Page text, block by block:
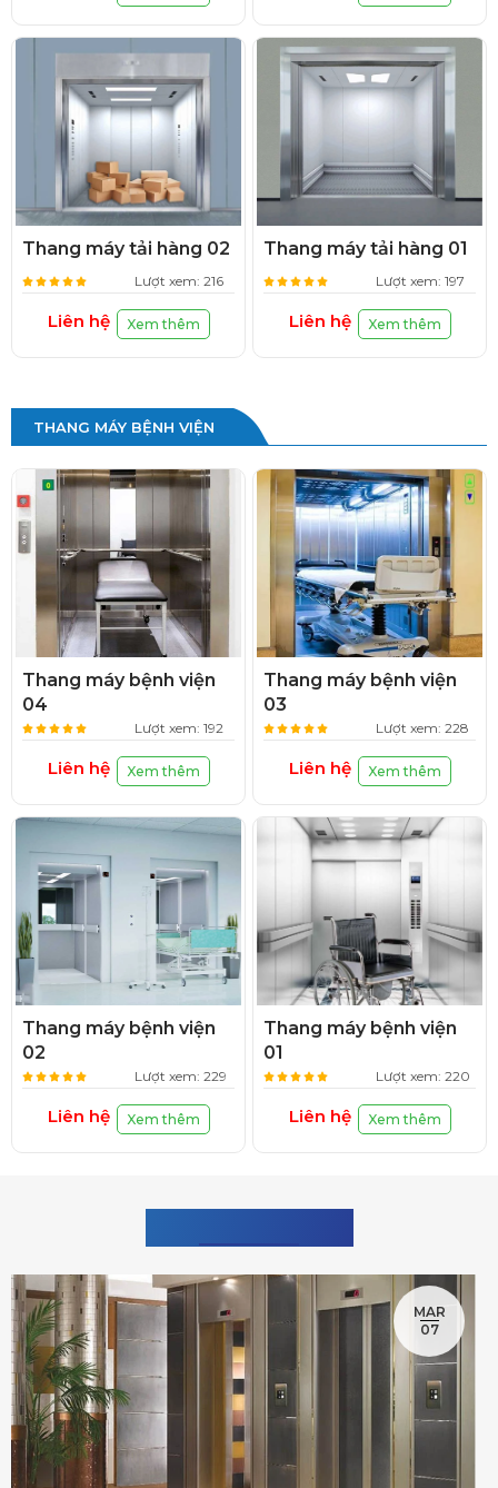
Thang máy tải hàng 02
Lượt xem: 216
Liên hệ Xem thêm
Thang máy tải hàng 01
Lượt xem: 197
Liên hệ Xem thêm
THANG MÁY BỆNH VIỆN
Thang máy bệnh viện
04
Lượt xem: 192
Liên hệ Xem thêm
Thang máy bệnh viện
03
Lượt xem: 228
Liên hệ Xem thêm
Thang máy bệnh viện
02
Lượt xem: 229
Liên hệ Xem thêm
Thang máy bệnh viện
01
Lượt xem: 220
Liên hệ Xem thêm
MAR
07